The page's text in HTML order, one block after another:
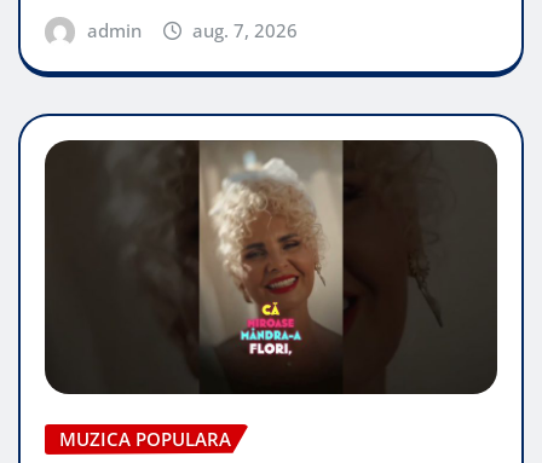
admin aug. 7, 2026
MUZICA POPULARA